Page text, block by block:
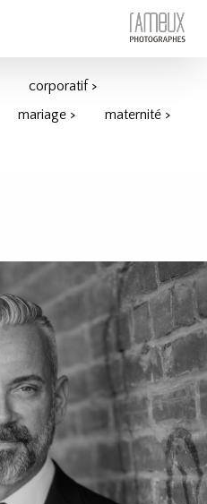
corporatif >
mariage >
maternité >